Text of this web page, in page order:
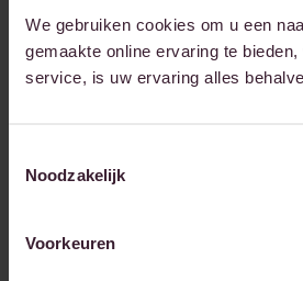
We gebruiken cookies om u een
gemaakte online ervaring te
service, is uw ervaring alles
Noodzakelijk
Voorkeuren